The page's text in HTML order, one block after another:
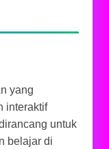
yang
interaktif
untuk
belajar di